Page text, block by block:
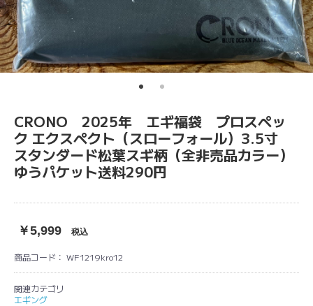
CRONO 2025年 エギ福袋 プロスペッ
ク エクスペクト（スローフォール）3.5寸
スタンダード松葉スギ柄（全非売品カラー）
ゆうパケット送料290円
￥5,999 税込
商品コード： WF1219kro12
関連カテゴリ
エギング